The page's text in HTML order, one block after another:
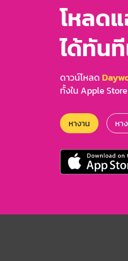
โหลด
ได้ทันที
ดาวน์โหลด
ทั้งใน Apple
หางาน หา